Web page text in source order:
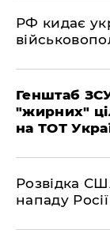
РФ кидає
Генштаб
"жирних"
на ТОТ
Розвідка
нападу